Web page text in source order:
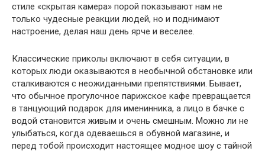
стиле «скрытая камера» порой показывают нам не
только чудесные реакции людей, но и поднимают
настроение, делая наш день ярче и веселее.
Классические приколы включают в себя ситуации, в
которых люди оказываются в необычной обстановке или
сталкиваются с неожиданными препятствиями. Бывает,
что обычное прогулочное парижское кафе превращается
в танцующий подарок для именинника, а лицо в бачке с
водой становится живым и очень смешным. Можно ли не
улыбаться, когда одеваешься в обувной магазине, и
перед тобой происходит настоящее модное шоу с тайной